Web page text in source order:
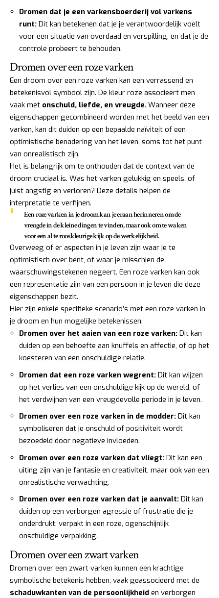
Dromen dat je een varkensboerderij vol varkens
runt: Dit kan betekenen dat je je verantwoordelijk voelt
voor een situatie van overdaad en verspilling, en dat je de
controle probeert te behouden.
Dromen over een roze varken
Een droom over een roze varken kan een verrassend en
betekenisvol symbool zijn. De kleur roze associeert men
vaak met onschuld, liefde, en vreugde. Wanneer deze
eigenschappen gecombineerd worden met het beeld van een
varken, kan dit duiden op een bepaalde naïviteit of een
optimistische benadering van het leven, soms tot het punt
van onrealistisch zijn.
Het is belangrijk om te onthouden dat de context van de
droom cruciaal is. Was het varken gelukkig en speels, of
juist angstig en verloren? Deze details helpen de
interpretatie te verfijnen.
Een roze varken in je droom kan je eraan herinneren om de
vreugde in de kleine dingente vinden, maar ook om te waken
voor een al te rooskleurige kijk op de werkelijkheid.
Overweeg of er aspecten in je leven zijn waar je te
optimistisch over bent, of waar je misschien de
waarschuwingstekenen negeert. Een roze varken kan ook
een representatie zijn van een persoon in je leven die deze
eigenschappen bezit.
Hier zijn enkele specifieke scenario’s met een roze varken in
je droom en hun mogelijke betekenissen:
Dromen over het aaien van een roze varken: Dit kan
duiden op een behoefte aan knuffels en affectie, of op het
koesteren van een onschuldige relatie.
Dromen dat een roze varken wegrent: Dit kan wijzen
op het verlies van een onschuldige kijk op de wereld, of
het verdwijnen van een vreugdevolle periode in je leven.
Dromen over een roze varken in de modder: Dit kan
symboliseren dat je onschuld of positiviteit wordt
bezoedeld door negatieve invloeden.
Dromen over een roze varken dat vliegt: Dit kan een
uiting zijn van je fantasie en creativiteit, maar ook van een
onrealistische verwachting.
Dromen over een roze varken dat je aanvalt: Dit kan
duiden op een verborgen agressie of frustratie die je
onderdrukt, verpakt in een roze, ogenschijnlijk
onschuldige verpakking.
Dromen over een zwart varken
Dromen over een zwart varken kunnen een krachtige
symbolische betekenis hebben, vaak geassocieerd met de
schaduwkanten van de persoonlijkheid en verborgen